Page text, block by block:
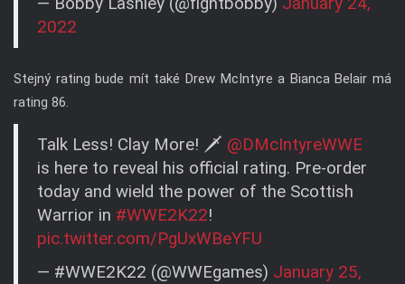
2022
Stejný rating bude mít také Drew McIntyre a Bianca Belair má
rating 86.
Talk Less! Clay More! 🗡️ @DMcIntyreWWE
is here to reveal his official rating. Pre-order
today and wield the power of the Scottish
Warrior in #WWE2K22!
pic.twitter.com/PgUxWBeYFU
— #WWE2K22 (@WWEgames) January 25,